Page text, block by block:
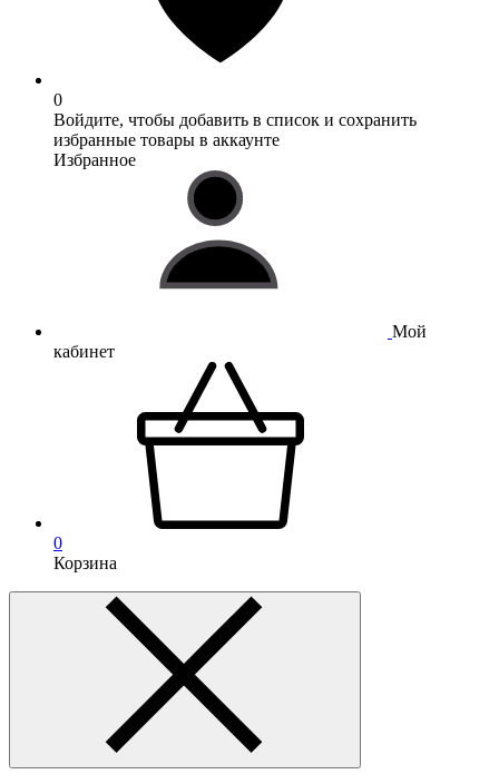
0
Войдите, чтобы добавить в список и сохранить
избранные товары в аккаунте
Избранное
Мой
кабинет
0
Корзина